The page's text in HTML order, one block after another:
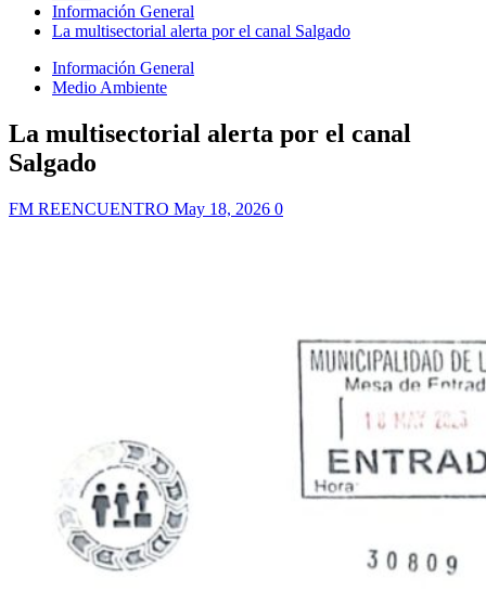
Información General
La multisectorial alerta por el canal Salgado
Información General
Medio Ambiente
La multisectorial alerta por el canal
Salgado
FM REENCUENTRO May 18, 2026 0